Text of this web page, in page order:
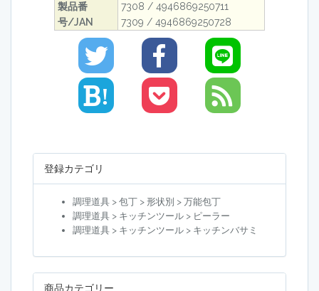
製品番
号/JAN
7308 / 4946869250711
7309 / 4946869250728
!
登録カテゴリ
調理道具 > 包丁 > 形状別 > 万能包丁
調理道具 > キッチンツール > ピーラー
調理道具 > キッチンツール > キッチンバサミ
商品カテゴリー